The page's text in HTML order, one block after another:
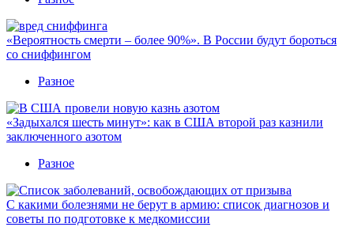
«Вероятность смерти – более 90%». В России будут бороться
со сниффингом
Разное
«Задыхался шесть минут»: как в США второй раз казнили
заключенного азотом
Разное
С какими болезнями не берут в армию: список диагнозов и
советы по подготовке к медкомиссии